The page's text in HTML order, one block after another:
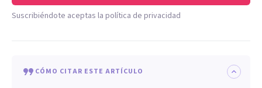
Suscribiéndote aceptas la política de privacidad
CÓMO CITAR ESTE ARTÍCULO